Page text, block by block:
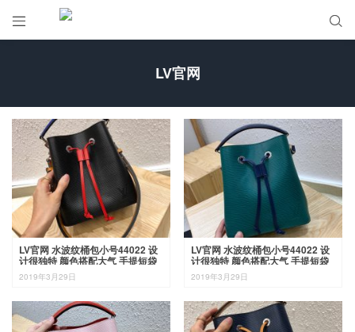
 
LV官网
LV官网 水波纹桶包小号44022 设
计很独特 颜色搭配大气 手提短袋
可以拆卸
2019年3月29日
LV官网 水波纹桶包小号44022 设
计很独特 颜色搭配大气 手提短袋
可以拆卸
2019年3月29日